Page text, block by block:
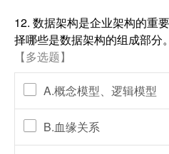
12. 数据架构是企业架构的重
择哪些是数据架构的组成部分。
【多选题】
A.概念模型、逻辑模型
B.血缘关系